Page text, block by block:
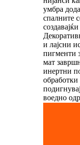
умбра
спалните
и лајсни
пигменти
мат
инертни
воедно